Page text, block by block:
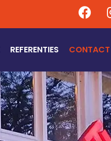
REFERENTIES CONTACT